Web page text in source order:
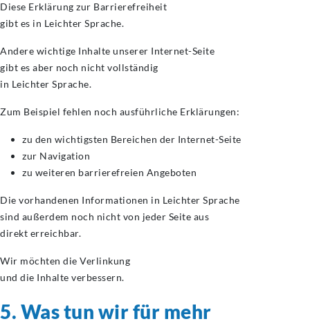
Diese Erklärung zur Barrierefreiheit
gibt es in Leichter Sprache.
Andere wichtige Inhalte unserer Internet-Seite
gibt es aber noch nicht vollständig
in Leichter Sprache.
Zum Beispiel fehlen noch ausführliche Erklärungen:
zu den wichtigsten Bereichen der Internet-Seite
zur Navigation
zu weiteren barrierefreien Angeboten
Die vorhandenen Informationen in Leichter Sprache
sind außerdem noch nicht von jeder Seite aus
direkt erreichbar.
Wir möchten die Verlinkung
und die Inhalte verbessern.
5. Was tun wir für mehr